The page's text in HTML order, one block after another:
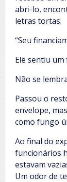
abri-lo,
letras tortas:
“Seu
Ele sentiu
Não se
Passou o
envelope,
como fungo
Ao final do
funcionários
estavam
Um odor de